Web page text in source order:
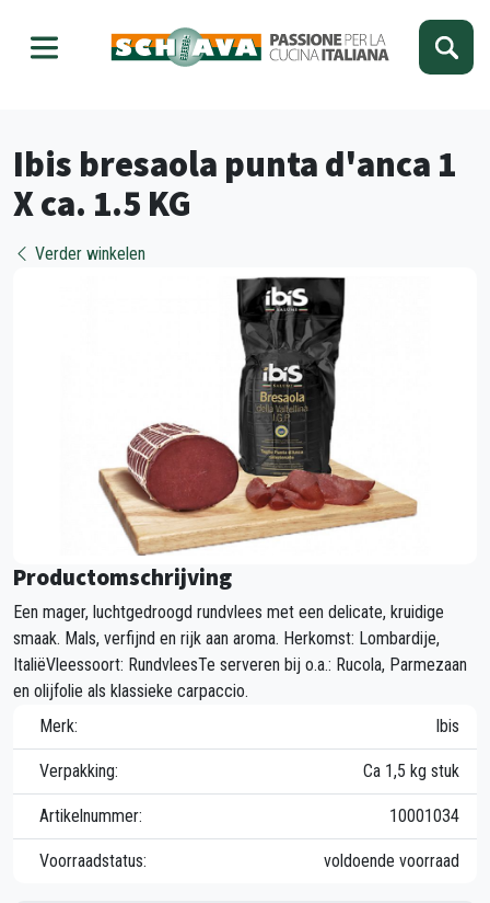
Ibis bresaola punta d'anca 1
X ca. 1.5 KG
Verder winkelen
Productomschrijving
Een mager, luchtgedroogd rundvlees met een delicate, kruidige
smaak. Mals, verfijnd en rijk aan aroma. Herkomst: Lombardije,
ItaliëVleessoort: RundvleesTe serveren bij o.a.: Rucola, Parmezaan
en olijfolie als klassieke carpaccio.
Merk:
Ibis
Verpakking: Ca 1,5 kg stuk
Artikelnummer: 10001034
Voorraadstatus: voldoende voorraad